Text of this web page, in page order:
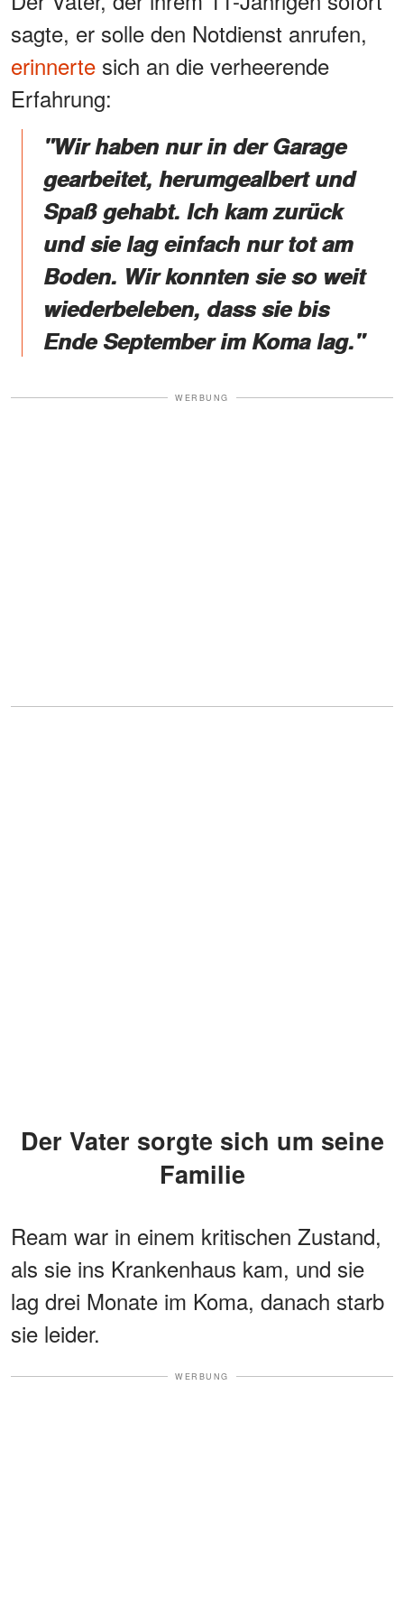
sagte, er solle den Notdienst anrufen,
erinnerte sich an die verheerende
Erfahrung:
"Wir haben nur in der Garage
gearbeitet, herumgealbert und
Spaß gehabt. Ich kam zurück
und sie lag einfach nur tot am
Boden. Wir konnten sie so weit
wiederbeleben, dass sie bis
Ende September im Koma lag."
WERBUNG
Der Vater sorgte sich um seine
Familie
Ream war in einem kritischen Zustand,
als sie ins Krankenhaus kam, und sie
lag drei Monate im Koma, danach starb
sie leider.
WERBUNG